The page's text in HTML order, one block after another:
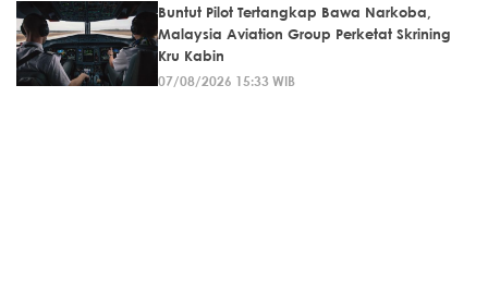
Buntut Pilot Tertangkap Bawa Narkoba,
Malaysia Aviation Group Perketat Skrining
Kru Kabin
07/08/2026 15:33 WIB